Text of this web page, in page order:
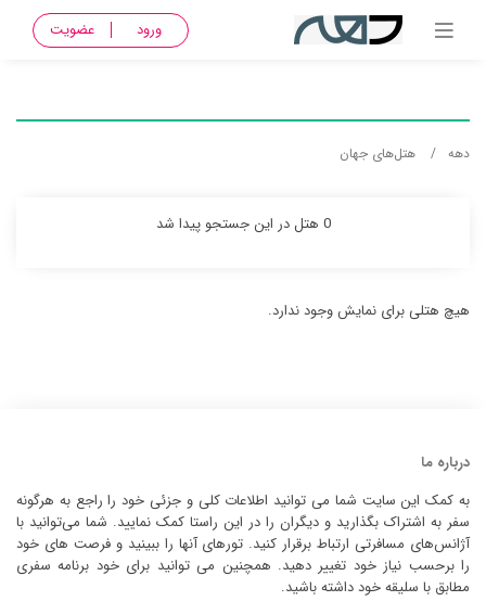
ورود عضویت
دهه هتل‌های جهان
0 هتل در این جستجو پیدا شد
هیچ هتلی برای نمایش وجود ندارد.
درباره ما
به کمک این سایت شما می توانید اطلاعات کلی و جزئی خود را راجع به هرگونه
سفر به اشتراک بگذارید و دیگران را در این راستا کمک نمایید. شما می‌توانید با
آژانس‌های مسافرتی ارتباط برقرار کنید. تورهای آنها را ببینید و فرصت های خود
را برحسب نیاز خود تغییر دهید. همچنین می توانید برای خود برنامه سفری
مطابق با سلیقه خود داشته باشید.